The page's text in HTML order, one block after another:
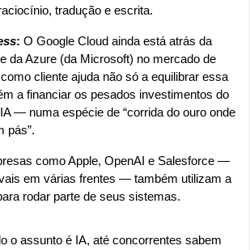
tradução e escrita.
: O Google Cloud ainda está atrás da
da Azure (da Microsoft) no mercado de
cliente ajuda não só a equilibrar essa
a financiar os pesados investimentos do
— numa espécie de “corrida do ouro onde
pás”.
como Apple, OpenAI e Salesforce —
em várias frentes — também utilizam a
rodar parte de seus sistemas.
o assunto é IA, até concorrentes sabem